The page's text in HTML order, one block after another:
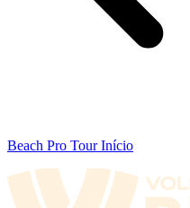
Beach Pro Tour Início